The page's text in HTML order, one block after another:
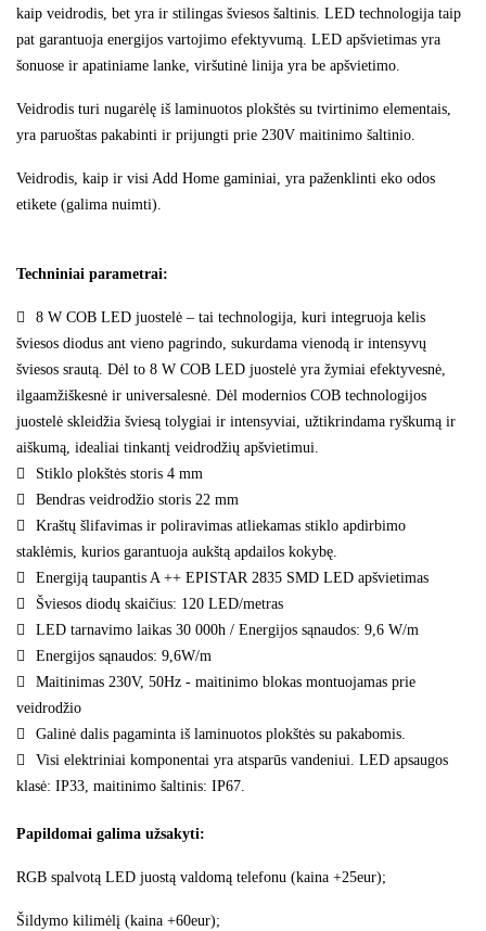
kaip veidrodis, bet yra ir stilingas šviesos šaltinis. LED technologija taip
pat garantuoja energijos vartojimo efektyvumą. LED apšvietimas yra
šonuose ir apatiniame lanke, viršutinė linija yra be apšvietimo.
Veidrodis turi nugarėlę iš laminuotos plokštės su tvirtinimo elementais,
yra paruoštas pakabinti ir prijungti prie 230V maitinimo šaltinio.
Veidrodis, kaip ir visi Add Home gaminiai, yra paženklinti eko odos
etikete (galima nuimti).
Techniniai parametrai:
8 W COB LED juostelė – tai technologija, kuri integruoja kelis
šviesos diodus ant vieno pagrindo, sukurdama vienodą ir intensyvų
šviesos srautą. Dėl to 8 W COB LED juostelė yra žymiai efektyvesnė,
ilgaamžiškesnė ir universalesnė. Dėl modernios COB technologijos
juostelė skleidžia šviesą tolygiai ir intensyviai, užtikrindama ryškumą ir
aiškumą, idealiai tinkantį veidrodžių apšvietimui.
Stiklo plokštės storis 4 mm
Bendras veidrodžio storis 22 mm
Kraštų šlifavimas ir poliravimas atliekamas stiklo apdirbimo
staklėmis, kurios garantuoja aukštą apdailos kokybę.
Energiją taupantis A ++ EPISTAR 2835 SMD LED apšvietimas
Šviesos diodų skaičius: 120 LED/metras
LED tarnavimo laikas 30 000h / Energijos sąnaudos: 9,6 W/m
Energijos sąnaudos: 9,6W/m
Maitinimas 230V, 50Hz - maitinimo blokas montuojamas prie
veidrodžio
Galinė dalis pagaminta iš laminuotos plokštės su pakabomis.
Visi elektriniai komponentai yra atsparūs vandeniui. LED apsaugos
klasė: IP33, maitinimo šaltinis: IP67.
Papildomai galima užsakyti:
RGB spalvotą LED juostą valdomą telefonu (kaina +25eur);
Šildymo kilimėlį (kaina +60eur);